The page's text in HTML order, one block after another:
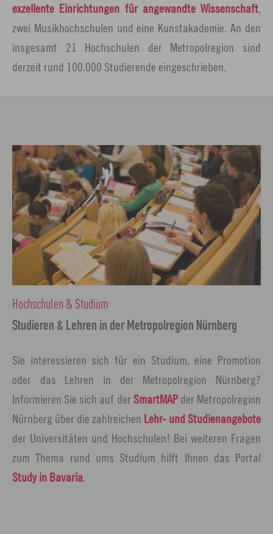
exzellente Einrichtungen für angewandte Wissenschaft,
zwei Musikhochschulen und eine Kunstakademie. An den
insgesamt 21 Hochschulen der Metropolregion sind
derzeit rund 100.000 Studierende eingeschrieben.
Studieren & Lehren in der Metropolregion Nürnberg
Hochschulen & Studium
Sie interessieren sich für ein Studium, eine Promotion
oder das Lehren in der Metropolregion Nürnberg?
Informieren Sie sich auf der SmartMAPder Metropolregion
Nürnberg über die zahlreichen Lehr- und Studienangebote
der Universitäten und Hochschulen! Bei weiteren Fragen
zum Thema rund ums Studium hilft Ihnen das Portal
Study in Bavaria